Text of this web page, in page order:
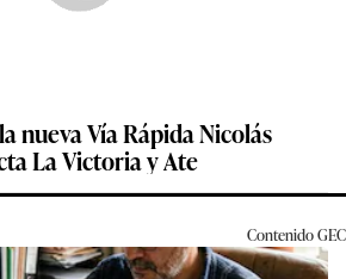
nueva Vía Rápida Nicolás
La Victoria y Ate
ContenidoGEC